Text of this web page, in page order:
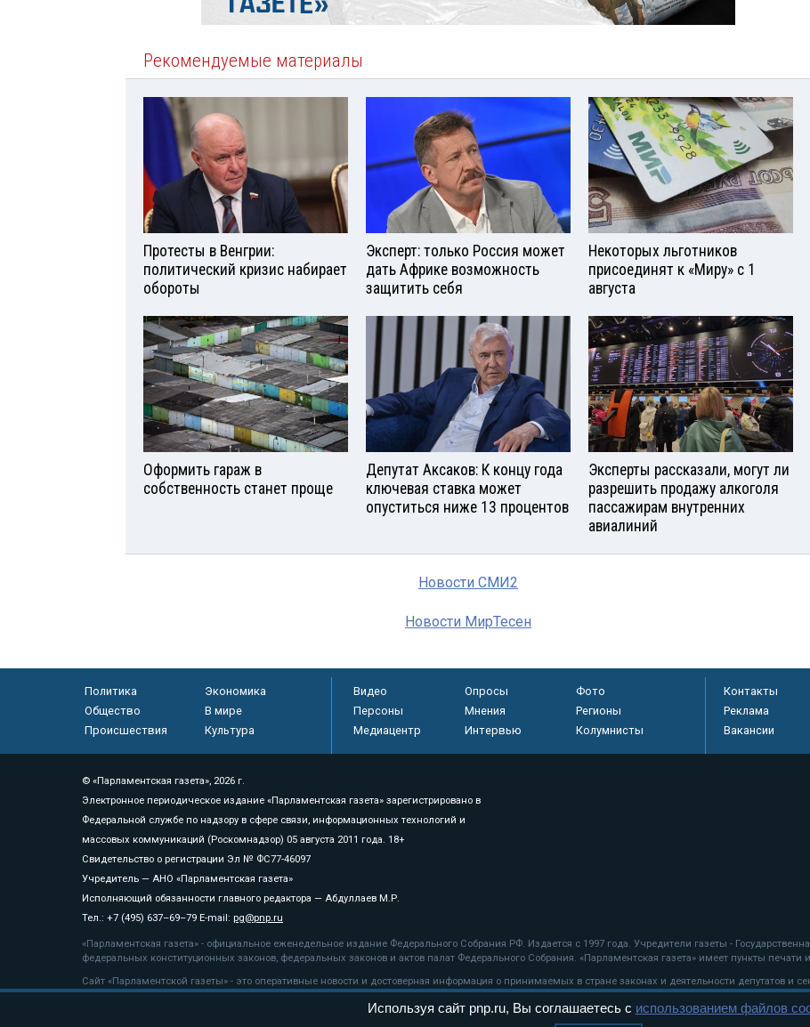
Рекомендуемые материалы
Протесты в Венгрии:
политический кризис набирает
обороты
Эксперт: только Россия может
дать Африке возможность
защитить себя
Некоторых льготников
присоединят к «Миру» с 1
августа
Оформить гараж в
собственность станет проще
Депутат Аксаков: К концу года
ключевая ставка может
опуститься ниже 13 процентов
Эксперты рассказали, могут ли
разрешить продажу алкоголя
пассажирам внутренних
авиалиний
Новости СМИ2
Новости МирТесен
Политика
Экономика
Общество
В мире
Происшествия
Культура
Видео Опросы
Фото
Персоны
Мнения
Регионы
Медиацентр
Интервью Колумнисты
Контакты
Реклама
Вакансии
© «Парламентская газета», 2026 г.
Электронное периодическое издание «Парламентская газета» зарегистрировано в
Федеральной службе по надзору в сфере связи, информационных технологий и
массовых коммуникаций (Роскомнадзор) 05 августа 2011 года. 18+
Свидетельство о регистрации Эл № ФС77-46097
Учредитель — АНО «Парламентская газета»
Исполняющий обязанности главного редактора — Абдуллаев М.Р.
Тел.: +7 (495) 637–69–79 E-mail: pg@pnp.ru
«Парламентская газета» - официальное еженедельное издание Федерального Собрания РФ. Издается с 1997 года. Учредители газеты -
федеральных конституционных законов, федеральных законов и актов палат Федерального Собрания. «Парламентская газета» имеет пункты печати
Сайт «Парламентской газеты» - это оперативные новости и достоверная информация о принимаемых в стране законах и деятельности депутатов и
«Парламентской газеты» активная ссылка на pnp.ru обязательна.
рекомендательные технологии
Используя сайт pnp.ru, Вы соглашаетесь с использованием файлов